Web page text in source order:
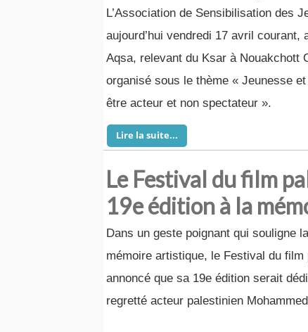
L’Association de Sensibilisation des
aujourd’hui vendredi 17 avril courant,
Aqsa, relevant du Ksar à Nouakchott
organisé sous le thème « Jeunesse
être acteur et non spectateur ».
Lire la suite...
Le Festival du film
19e édition à la
Dans un geste poignant qui souligne
mémoire artistique, le Festival du
annoncé que sa 19e édition serait
regretté acteur palestinien